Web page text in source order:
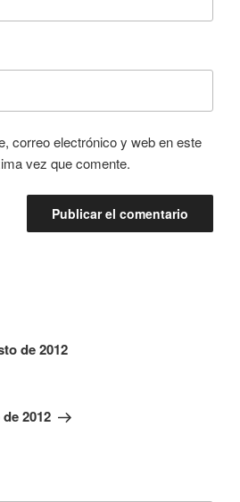
correo electrónico y web en este
vez que comente.
de 2012
2012